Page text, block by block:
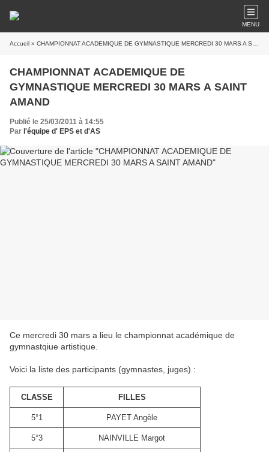
MENU
Accueil » CHAMPIONNAT ACADEMIQUE DE GYMNASTIQUE MERCREDI 30 MARS A SAINT AMAND
CHAMPIONNAT ACADEMIQUE DE
GYMNASTIQUE MERCREDI 30 MARS A SAINT
AMAND
Publié le 25/03/2011 à 14:55
Par l'équipe d' EPS et d'AS
Ce mercredi 30 mars a lieu le championnat académique de
gymnastqiue artistique.
Voici la liste des participants (gymnastes, juges) :
CLASSE FILLES
5°1 PAYET Angèle
5°3 NAINVILLE Margot